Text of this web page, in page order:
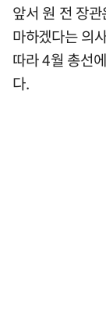
앞서 원 전 장
마하겠다는 의
따라 4월 총선
다.